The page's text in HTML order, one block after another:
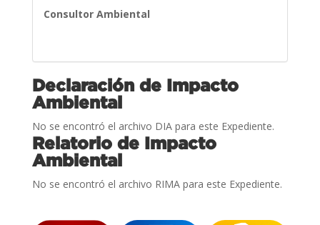
Consultor Ambiental
Declaración de Impacto
Ambiental
No se encontró el archivo DIA para este Expediente.
Relatorio de Impacto
Ambiental
No se encontró el archivo RIMA para este Expediente.